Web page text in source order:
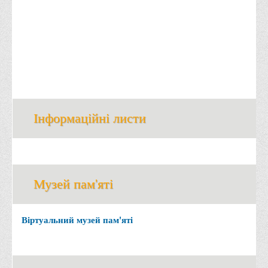
ВТЕІ у ЗМІ
Інформаційні листи
Музей пам'яті
Віртуальний музей пам'яті